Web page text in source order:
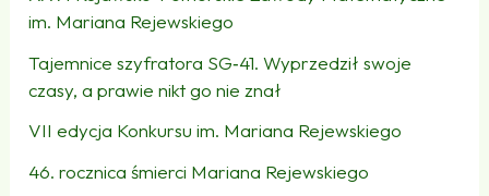
im. Mariana Rejewskiego
Tajemnice szyfratora SG‑41. Wyprzedził swoje
czasy, a prawie nikt go nie znał
VII edycja Konkursu im. Mariana Rejewskiego
46. rocznica śmierci Mariana Rejewskiego